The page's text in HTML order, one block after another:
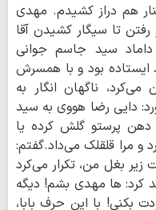
هم دراز کشیدم. مهدی
تا سیگار کشیدن آقا
داماد سید جاسم جوانی
بود و با همسرش
ناگهان انگار به
دایی رضا هووی به سید
پرستو گلش کرده یا
و مرا قلقلک می‌داد.گفتم:
بغل من، تکرار می‌کرد
کرد: ها مهدی بشم! دیگه
با این حرف بابا،